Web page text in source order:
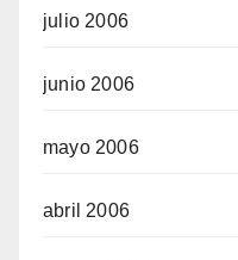
julio 2006
junio 2006
mayo 2006
abril 2006